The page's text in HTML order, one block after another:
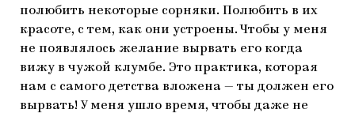
полюбить некоторые сорняки. Полюбить в их
красоте, с тем, как они устроены. Чтобы у меня
не появлялось желание вырвать его когда
вижу в чужой клумбе. Это практика, которая
нам с самого детства вложена — ты должен его
вырвать! У меня ушло время, чтобы даже не